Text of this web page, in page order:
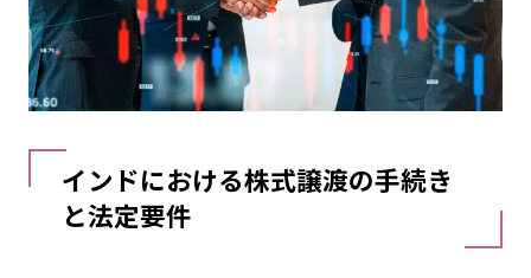
インドにおける株式譲渡の手続き
と法定要件